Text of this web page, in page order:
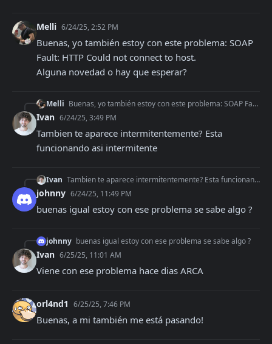
Melli 6/24/25, 2:52 PM
Buenas, yo también estoy con este problema: SOAP
Fault: HTTP Could not connect to host.
Alguna novedad o hay que esperar?
Melli Buenas, yo también estoy con este problema: SOAP Fault: HTTP Could not connect to host. Alguna novedad o hay que esperar?
Ivan 6/24/25, 3:49 PM
Tambien te aparece intermitentemente? Esta
funcionando asi intermitente
Ivan Tambien te aparece intermitentemente? Esta funcionando asi intermitente
johnny 6/24/25, 11:49 PM
buenas igual estoy con ese problema se sabe algo ?
johnny buenas igual estoy con ese problema se sabe algo ?
Ivan 6/25/25, 11:01 AM
Viene con ese problema hace dias ARCA
orl4nd1 6/25/25, 7:46 PM
Buenas, a mi también me está pasando!